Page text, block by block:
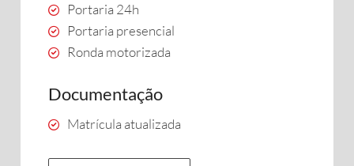
Portaria 24h
Portaria presencial
Ronda motorizada
Documentação
Matrícula atualizada